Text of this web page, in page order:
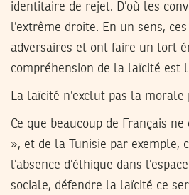
identitaire de rejet. D’où les
l’extrême droite. En un sens,
adversaires et ont faire un tort
compréhension de la laïcité est
La laïcité n’exclut pas la morale
Ce que beaucoup de Français
», et de la Tunisie par exemple,
l’absence d’éthique dans
sociale, défendre la laïcité ce